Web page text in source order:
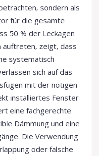
sondern als
für die gesamte
50 % der Leckagen
auftreten, zeigt, dass
systematisch
sich auf das
mit der nötigen
installiertes Fenster
eine fachgerechte
Dämmung und eine
Die Verwendung
oder falsche